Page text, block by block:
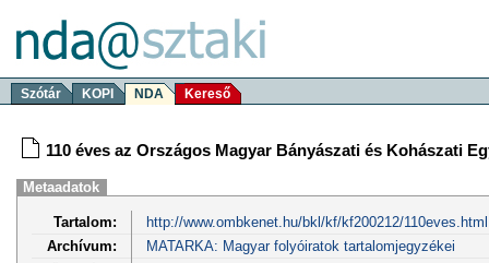
Szótár KOPI NDA Kereső
110 éves az Országos Magyar Bányászati és Kohászati
Metaadatok
Tartalom:
http://www.ombkenet.hu/bkl/kf/kf200212/110eves.html
Archívum:
MATARKA: Magyar folyóiratok tartalomjegyzékei